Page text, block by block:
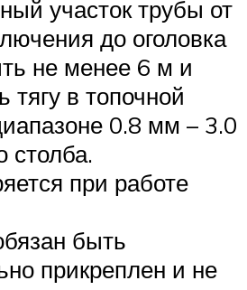
участок трубы от
до оголовка
не менее 6 м и
тягу в топочной
0.8 мм – 3.0
столба.
при работе
быть
прикреплен и не